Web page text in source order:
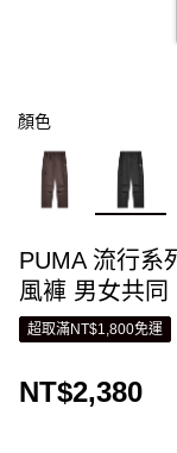
顏色
PUMA 流行系
風褲 男女共同
超取滿NT$1,800免運
NT$2,380